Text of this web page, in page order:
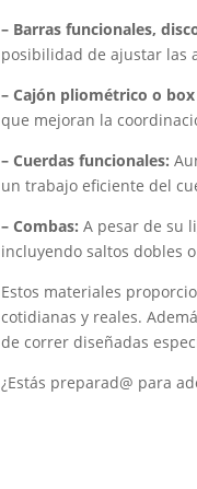
– Barras funcionales,
posibilidad de ajustar las
– Cajón pliométrico o
que mejoran la
– Cuerdas funcionales:
un trabajo eficiente del
– Combas: A pesar de su
incluyendo saltos dobles
Estos materiales
cotidianas y reales.
de correr diseñadas
¿Estás preparad@ para